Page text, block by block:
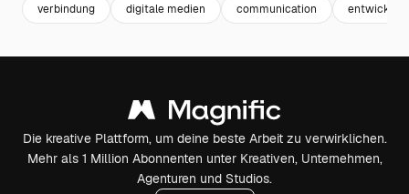
verbindung digitale medien communication
Die kreative Plattform, um deine beste Arbeit zu verwirklichen.
Mehr als 1 Million Abonnenten unter Kreativen, Unternehmen,
Agenturen und Studios.